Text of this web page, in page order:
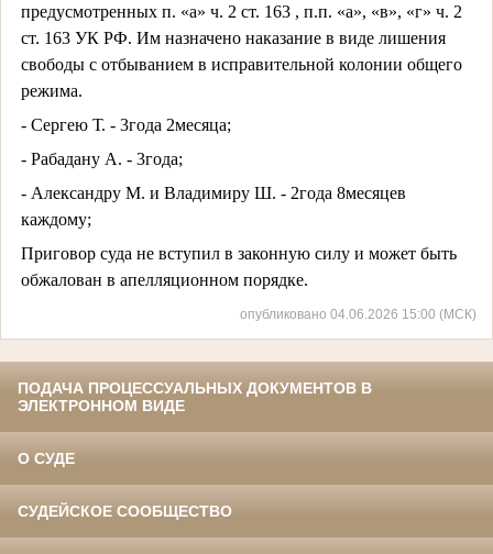
предусмотренных п. «а» ч. 2 ст. 163 , п.п. «а», «в», «г» ч. 2
ст. 163 УК РФ. Им назначено наказание в виде лишения
свободы с отбыванием в исправительной колонии общего
режима.
- Сергею Т. - 3года 2месяца;
- Рабадану А. - 3года;
- Александру М. и Владимиру Ш. - 2года 8месяцев
каждому;
Приговор суда не вступил в законную силу и может быть
обжалован в апелляционном порядке.
опубликовано 04.06.2026 15:00 (МСК)
ПОДАЧА ПРОЦЕССУАЛЬНЫХ ДОКУМЕНТОВ В
ЭЛЕКТРОННОМ ВИДЕ
О СУДЕ
СУДЕЙСКОЕ СООБЩЕСТВО